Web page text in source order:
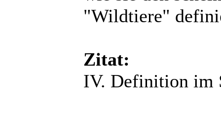
"Wildtiere"
Zitat:
IV. Definition im